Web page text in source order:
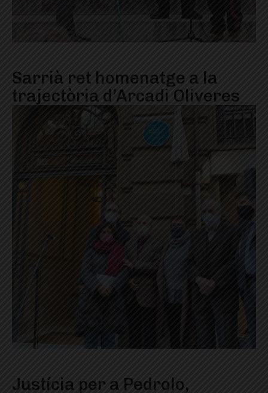
Sarrià ret homenatge a la
trajectòria d’Arcadi Oliveres
Justícia per a Pedrolo,